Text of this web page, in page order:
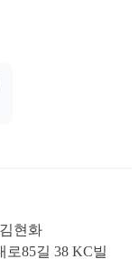
김현화
로85길 38 KC빌